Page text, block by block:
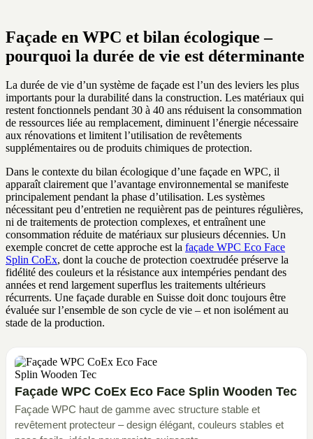
Façade en WPC et bilan écologique –
pourquoi la durée de vie est déterminante
La durée de vie d’un système de façade est l’un des leviers les plus
importants pour la durabilité dans la construction. Les matériaux qui
restent fonctionnels pendant 30 à 40 ans réduisent la consommation
de ressources liée au remplacement, diminuent l’énergie nécessaire
aux rénovations et limitent l’utilisation de revêtements
supplémentaires ou de produits chimiques de protection.
Dans le contexte du bilan écologique d’une façade en WPC, il
apparaît clairement que l’avantage environnemental se manifeste
principalement pendant la phase d’utilisation. Les systèmes
nécessitant peu d’entretien ne requièrent pas de peintures régulières,
ni de traitements de protection complexes, et entraînent une
consommation réduite de matériaux sur plusieurs décennies. Un
exemple concret de cette approche est la façade WPC Eco Face
Splin CoEx, dont la couche de protection coextrudée préserve la
fidélité des couleurs et la résistance aux intempéries pendant des
années et rend largement superflus les traitements ultérieurs
récurrents. Une façade durable en Suisse doit donc toujours être
évaluée sur l’ensemble de son cycle de vie – et non isolément au
stade de la production.
Façade WPC CoEx Eco Face Splin Wooden Tec
Façade WPC haut de gamme avec structure stable et
revêtement protecteur – design élégant, couleurs stables et